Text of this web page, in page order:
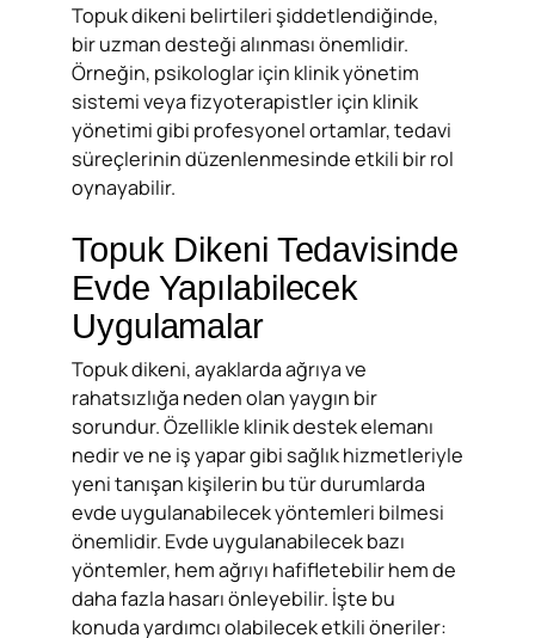
Topuk dikeni belirtileri şiddetlendiğinde,
bir uzman desteği alınması önemlidir.
Örneğin, psikologlar için klinik yönetim
sistemi veya fizyoterapistler için klinik
yönetimi gibi profesyonel ortamlar, tedavi
süreçlerinin düzenlenmesinde etkili bir rol
oynayabilir.
Topuk Dikeni Tedavisinde
Evde Yapılabilecek
Uygulamalar
Topuk dikeni, ayaklarda ağrıya ve
rahatsızlığa neden olan yaygın bir
sorundur. Özellikle klinik destek elemanı
nedir ve ne iş yapar gibi sağlık hizmetleriyle
yeni tanışan kişilerin bu tür durumlarda
evde uygulanabilecek yöntemleri bilmesi
önemlidir. Evde uygulanabilecek bazı
yöntemler, hem ağrıyı hafifletebilir hem de
daha fazla hasarı önleyebilir. İşte bu
konuda yardımcı olabilecek etkili öneriler: